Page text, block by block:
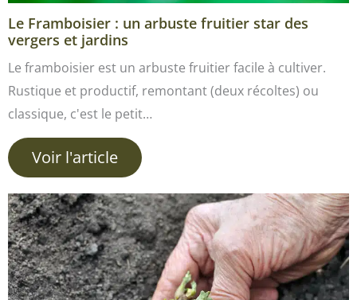
Le Framboisier : un arbuste fruitier star des
vergers et jardins
Le framboisier est un arbuste fruitier facile à cultiver.
Rustique et productif, remontant (deux récoltes) ou
classique, c'est le petit…
Voir l'article